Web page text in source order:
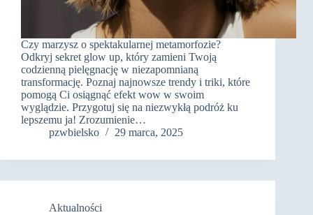
Czy marzysz o spektakularnej metamorfozie?
Odkryj sekret glow up, który zamieni Twoją
codzienną pielęgnację w niezapomnianą
transformację. Poznaj najnowsze trendy i triki, które
pomogą Ci osiągnąć efekt wow w swoim
wyglądzie. Przygotuj się na niezwykłą podróż ku
lepszemu ja! Zrozumienie…
pzwbielsko
29 marca, 2025
Aktualności